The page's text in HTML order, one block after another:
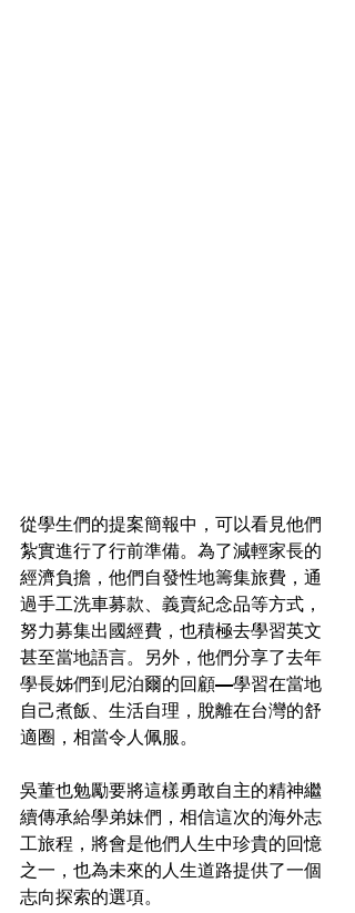
從學生們的提案簡報中，可以看見他們
紮實進行了行前準備。為了減輕家長的
經濟負擔，他們自發性地籌集旅費，通
過手工洗車募款、義賣紀念品等方式，
努力募集出國經費，也積極去學習英文
甚至當地語言。另外，他們分享了去年
學長姊們到尼泊爾的回顧—學習在當地
自己煮飯、生活自理，脫離在台灣的舒
適圈，相當令人佩服。
吳董也勉勵要將這樣勇敢自主的精神繼
續傳承給學弟妹們，相信這次的海外志
工旅程，將會是他們人生中珍貴的回憶
之一，也為未來的人生道路提供了一個
志向探索的選項。